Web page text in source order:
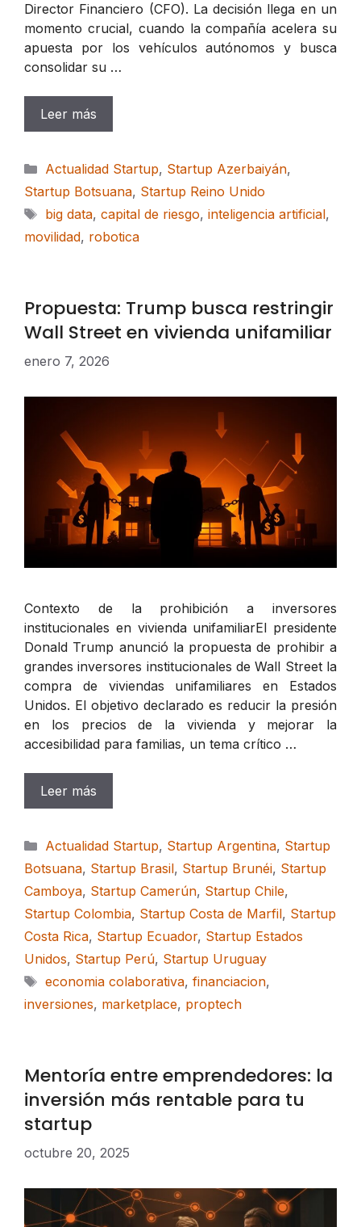
Director Financiero (CFO). La decisión llega en un
momento crucial, cuando la compañía acelera su
apuesta por los vehículos autónomos y busca
consolidar su …
Leer más
Categorías
Actualidad Startup, Startup Azerbaiyán,
Startup Botsuana, Startup Reino Unido
Etiquetas
big data, capital de riesgo, inteligencia artificial,
movilidad, robotica
Propuesta: Trump busca restringir
Wall Street en vivienda unifamiliar
enero 7, 2026
Contexto de la prohibición a inversores
institucionales en vivienda unifamiliarEl presidente
Donald Trump anunció la propuesta de prohibir a
grandes inversores institucionales de Wall Street la
compra de viviendas unifamiliares en Estados
Unidos. El objetivo declarado es reducir la presión
en los precios de la vivienda y mejorar la
accesibilidad para familias, un tema crítico …
Leer más
Categorías
Actualidad Startup, Startup Argentina, Startup
Botsuana, Startup Brasil, Startup Brunéi, Startup
Camboya, Startup Camerún, Startup Chile,
Startup Colombia, Startup Costa de Marfil, Startup
Costa Rica, Startup Ecuador, Startup Estados
Unidos, Startup Perú, Startup Uruguay
Etiquetas
economia colaborativa, financiacion,
inversiones, marketplace, proptech
Mentoría entre emprendedores: la
inversión más rentable para tu
startup
octubre 20, 2025